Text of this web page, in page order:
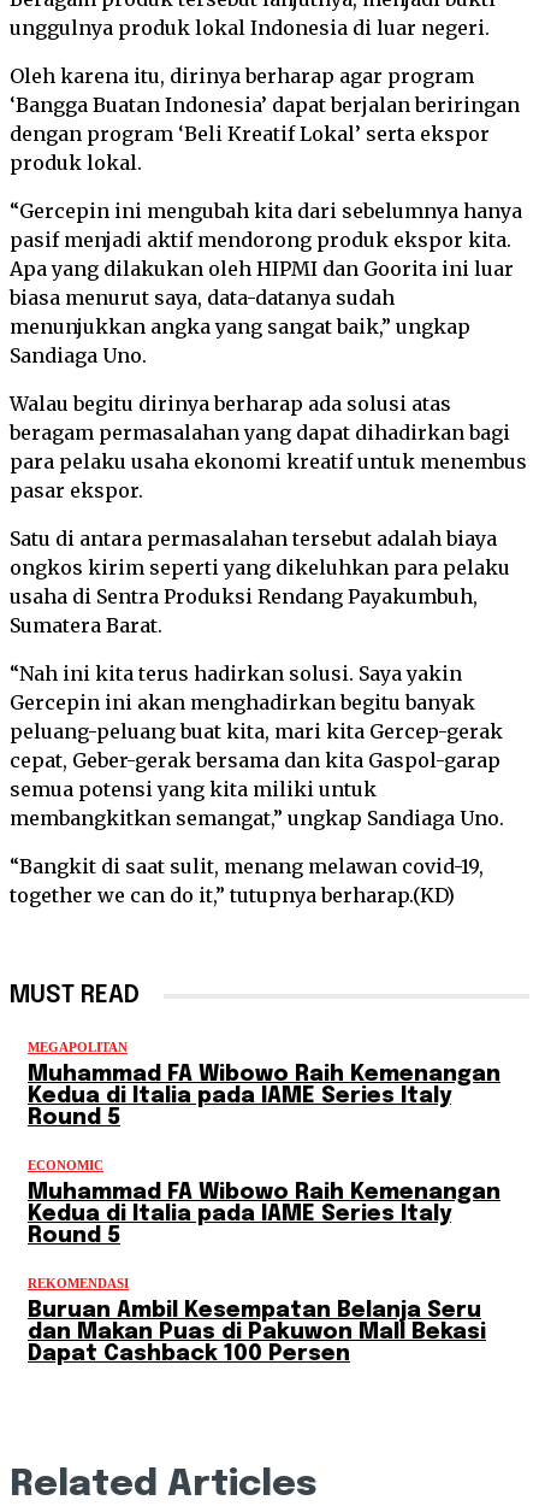
unggulnya produk lokal Indonesia di luar negeri.
Oleh karena itu, dirinya berharap agar program
‘Bangga Buatan Indonesia’ dapat berjalan beriringan
dengan program ‘Beli Kreatif Lokal’ serta ekspor
produk lokal.
“Gercepin ini mengubah kita dari sebelumnya hanya
pasif menjadi aktif mendorong produk ekspor kita.
Apa yang dilakukan oleh HIPMI dan Goorita ini luar
biasa menurut saya, data-datanya sudah
menunjukkan angka yang sangat baik,” ungkap
Sandiaga Uno.
Walau begitu dirinya berharap ada solusi atas
beragam permasalahan yang dapat dihadirkan bagi
para pelaku usaha ekonomi kreatif untuk menembus
pasar ekspor.
Satu di antara permasalahan tersebut adalah biaya
ongkos kirim seperti yang dikeluhkan para pelaku
usaha di Sentra Produksi Rendang Payakumbuh,
Sumatera Barat.
“Nah ini kita terus hadirkan solusi. Saya yakin
Gercepin ini akan menghadirkan begitu banyak
peluang-peluang buat kita, mari kita Gercep-gerak
cepat, Geber-gerak bersama dan kita Gaspol-garap
semua potensi yang kita miliki untuk
membangkitkan semangat,” ungkap Sandiaga Uno.
“Bangkit di saat sulit, menang melawan covid-19,
together we can do it,” tutupnya berharap.(KD)
MUST READ
MEGAPOLITAN
Muhammad FA Wibowo Raih Kemenangan
Kedua di Italia pada IAME Series Italy
Round 5
ECONOMIC
Muhammad FA Wibowo Raih Kemenangan
Kedua di Italia pada IAME Series Italy
Round 5
REKOMENDASI
Buruan Ambil Kesempatan Belanja Seru
dan Makan Puas di Pakuwon Mall Bekasi
Dapat Cashback 100 Persen
Related Articles